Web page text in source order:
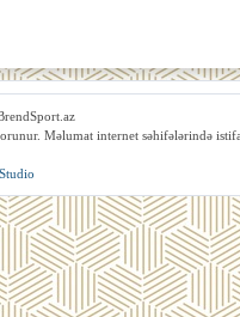
Məlumat internet səhifələrində